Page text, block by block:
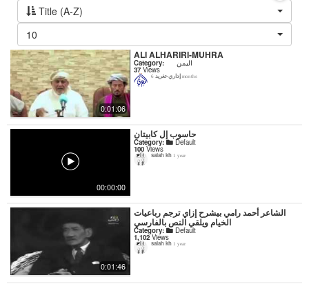
Title (A-Z)
10
0:01:06
ALI ALHARIRI-MUHRA
Category: اليمن
37Views
إداري-تغريد 6 months
00:00:00
حاسوب إل كابيتان
Category: Default
100 Views
salah kh 1 year
0:01:46
‏الشاعر أحمد رامي بيشرح إزاي ترجم رباعيات
الخيام ويلقي النص بالفارسي
Category: Default
1,102Views
salah kh 1 year